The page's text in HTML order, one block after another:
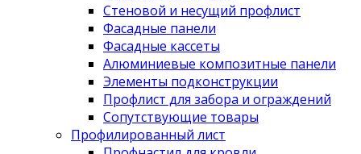
Стеновой и несущий профлист
Фасадные панели
Фасадные кассеты
Алюминиевые композитные панели
Элементы подконструкции
Профлист для забора и ограждений
Сопутствующие товары
Профилированный лист